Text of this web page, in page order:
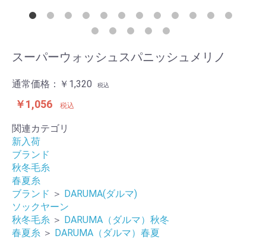
スーパーウォッシュスパニッシュメリノ
通常価格： ￥1,320 税込
￥1,056 税込
関連カテゴリ
新入荷
ブランド
秋冬毛糸
春夏糸
ブランド ＞ DARUMA(ダルマ)
ソックヤーン
秋冬毛糸 ＞ DARUMA（ダルマ）秋冬
春夏糸 ＞ DARUMA（ダルマ）春夏